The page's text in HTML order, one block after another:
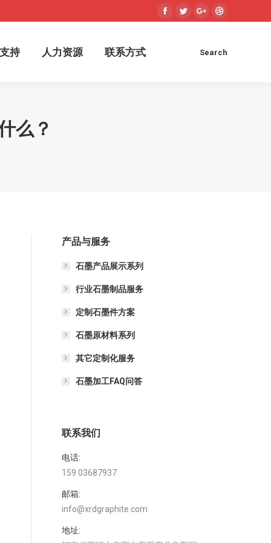
Facebook
TwitterGoogle+Dribbble
持 人力资源 联系方式 Search:
Search
么？
产品与服务
石墨产品展示系列
行业石墨制品服务
定制石墨件方案
石墨原材料系列
其它定制化服务
石墨加工FAQ问答
联系我们
电话:
159 03687937
邮箱:
info@xrdgraphite.com
地址:
支持 人力资源 联系方式 Search:
Search